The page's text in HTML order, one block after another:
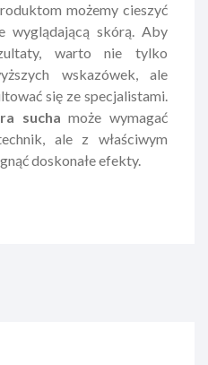
możemy cieszyć
wyglądającą skórą. Aby
warto nie tylko
wskazówek, ale
się ze specjalistami.
sucha może wymagać
ale z właściwym
doskonałe efekty.